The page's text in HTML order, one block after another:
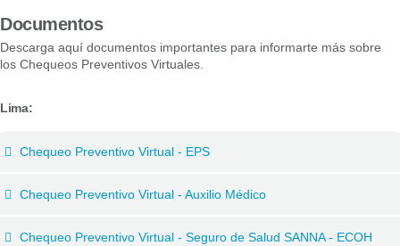
Documentos
Descarga aquí documentos importantes para informarte más sobre
los Chequeos Preventivos Virtuales.
Lima:
Chequeo Preventivo Virtual - EPS
Chequeo Preventivo Virtual - Auxilio Médico
Chequeo Preventivo Virtual - Seguro de Salud SANNA - ECOH